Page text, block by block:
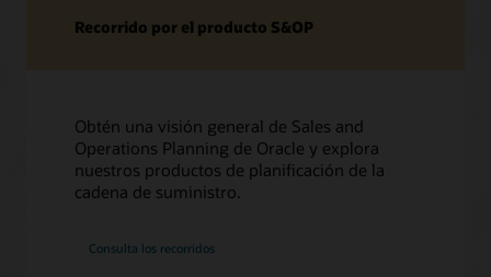
Recorrido por el producto S&OP
Obtén una visión general de Sales and
Operations Planning de Oracle y explora
nuestros productos de planificación de la
cadena de suministro.
Consulta los recorridos